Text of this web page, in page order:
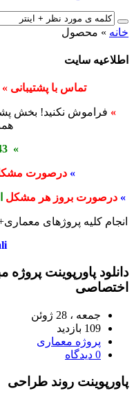
خانه » محصول
اطلاعیه سایت
تماس با پشتیبانی
» فراموش نکنید! بخش
» 0916-891-1243
» درصورت مشکل
» درصورت بروز هر مشکل
انجام کلیه پروژهای
دانلود پاورپوینت
اختصاصی
جمعه ، 28 ژوئن
109 بازدید
پروژه معماری
0 دیدگاه
پاورپوینت روند طراحی